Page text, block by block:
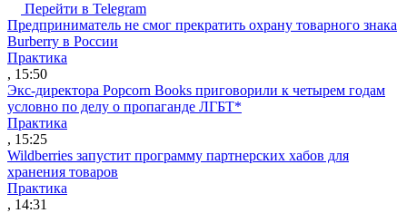
Перейти в Telegram
Предприниматель не смог прекратить охрану товарного знака
Burberry в России
Практика
, 15:50
Экс-директора Popcorn Books приговорили к четырем годам
условно по делу о пропаганде ЛГБТ*
Практика
, 15:25
Wildberries запустит программу партнерских хабов для
хранения товаров
Практика
, 14:31